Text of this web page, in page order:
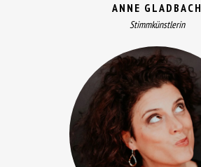
ANNE GLADBACH
Stimmkünstlerin